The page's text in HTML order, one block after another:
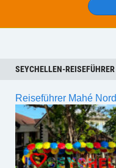
SEYCHELLEN-REISEFÜHRER
Reiseführer Mahé Nord